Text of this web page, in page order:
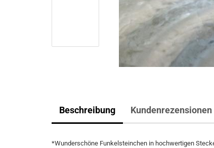
Beschreibung Kundenrezensionen
*Wunderschöne Funkelsteinchen in hochwertigen